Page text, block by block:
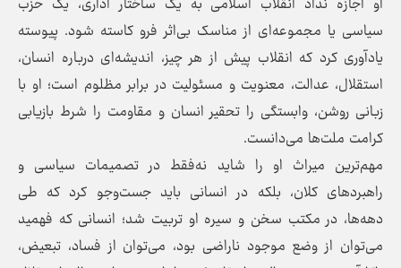
سیاسی یا مجموعه‌ای از مناسک بی‌اثر فرو کاسته شود. پیوسته
یادآوری کرد که انقلاب پیش از هر چیز، اندیشه‌ای درباره انسان،
استقلال، عدالت، معنویت و مسئولیت در برابر مظلوم است؛ او با
زبانی روشن، وابستگی را تحقیر انسان و مقاومت را شرط بازیابی
کرامت ملت‌ها می‌دانست.
مهم‌ترین میراث او را شاید نه‌فقط در تصمیمات سیاسی و
راهبردهای کلان، بلکه در انسانی باید جست‌وجو کرد که طی
دهه‌ها، در مکتب سخن و سیره او تربیت شد؛ انسانی که فهمید
می‌توان از وضع موجود ناراضی بود، می‌توان از فساد، تبعیض،